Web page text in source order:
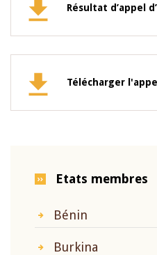
Résultat d’appel
Télécharger
Etats membres
Bénin
Burkina